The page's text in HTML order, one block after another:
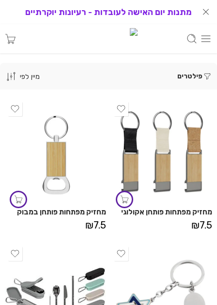
מתנות יום האישה לעובדות - רעיונות יוקרתיים
פילטרים מיין לפי
מחזיק מפתחות פותחן אקולוגי
₪7.5
מחזיק מפתחות פותחן במבוק
₪7.5